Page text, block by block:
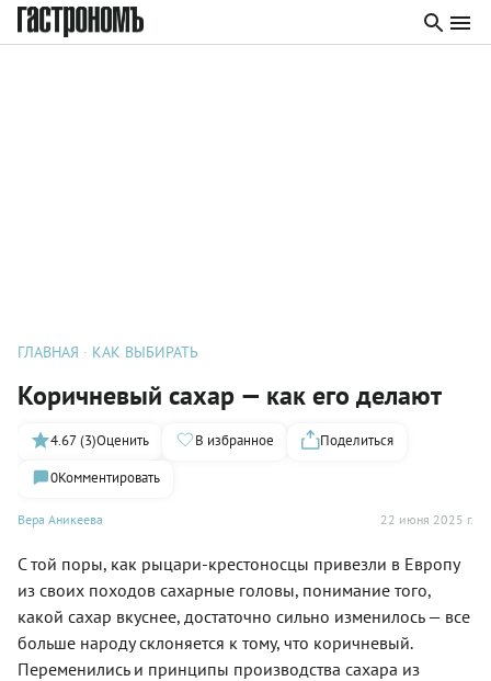
ГЛАВНАЯ КАК ВЫБИРАТЬ
Коричневый сахар — как его делают
Вера Аникеева 22 июня 2025 г.
4.67 (3)Оценить В избранное
Поделиться
0Комментировать
С той поры, как рыцари-крестоносцы привезли в Европу
из своих походов сахарные головы, понимание того,
какой сахар вкуснее, достаточно сильно изменилось — все
больше народу склоняется к тому, что коричневый.
Переменились и принципы производства сахара из